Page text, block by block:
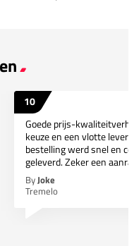
10
Goede prijs-
keuze en een vlotte
bestelling werd snel en
geleverd. Zeker een
ByJoke
Tremelo